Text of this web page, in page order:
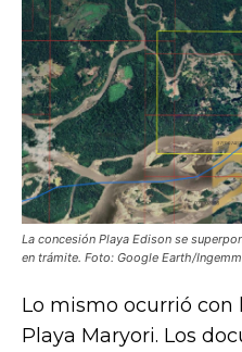
La concesión Playa Edison se
en trámite. Foto: Google Earth/
Lo mismo ocurrió con
Playa Maryori. Los